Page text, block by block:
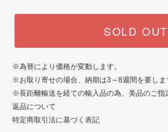
SOLD OUT
※為替により価格が変動します。
※お取り寄せの場合、納期は3～8週間を要しま
※長距離輸送を経ての輸入品の為、美品のご指
返品について
特定商取引法に基づく表記